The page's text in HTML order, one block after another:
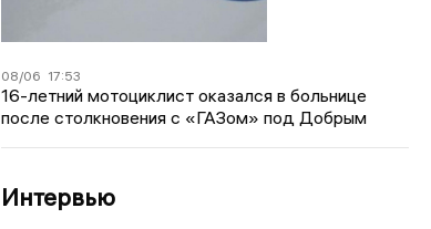
08/06 17:53
16-летний мотоциклист оказался в больнице
после столкновения с «ГАЗом» под Добрым
Интервью